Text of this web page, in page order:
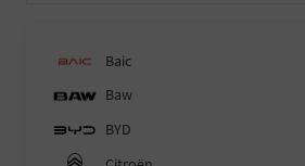
Baic
Baw
BYD